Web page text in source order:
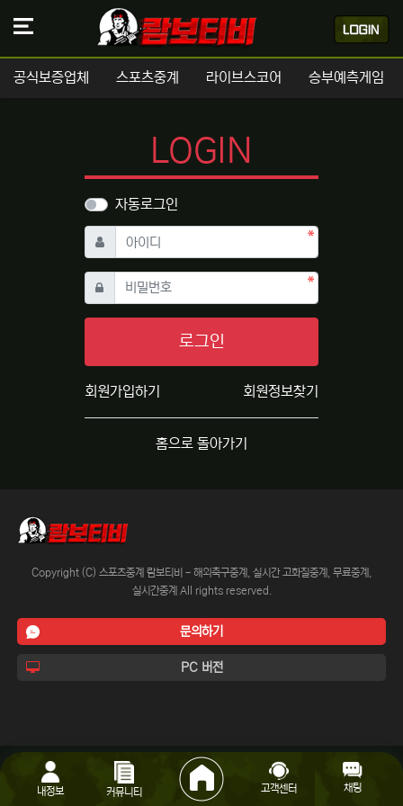
공식보증업체 스포츠중계 라이브스코어 승부예측게임
LOGIN
자동로그인
아이디 필수
비밀번호필수
로그인
회원가입하기 회원정보찾기
홈으로 돌아가기
Copyright (C) 스포츠중계 람보티비 - 해외축구중계, 실시간 고화질중계, 무료중계,
실시간중계 All rights reserved.
문의하기
PC 버전
내정보 커뮤니티 고객센터 채팅